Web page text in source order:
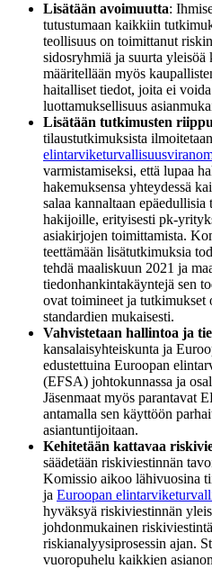
Lisätään avoimuutta:
tutustumaan kaikkiin
teollisuus on toimittanut
sidosryhmiä ja suurta yleisöä
määritellään myös
haitalliset tiedot, joita ei
luottamuksellisuus
Lisätään tutkimusten
tilaustutkimuksista ilmoitetaan
varmistamiseksi, että lupaa
hakemuksensa yhteydessä
salaa kannaltaan
hakijoille, erityisesti pk-
asiakirjojen toimittamista.
teettämään lisätutkimuksia
tehdä maaliskuun 2021 ja
tiedonhankintakäyntejä sen
ovat toimineet ja tutkimukset
standardien mukaisesti.
Vahvistetaan hallintoa ja
kansalaisyhteiskunta ja
edustettuina Euroopan
(EFSA) johtokunnassa ja
Jäsenmaat myös parantavat
antamalla sen käyttöön
asiantuntijoitaan.
Kehitetään kattavaa
säädetään riskiviestinnän
Komissio aikoo lähivuosina
ja Euroopan
hyväksyä riskiviestinnän
johdonmukainen
riskianalyysiprosessin ajan.
vuoropuhelu kaikkien